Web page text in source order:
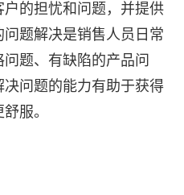
的担忧和问题，并提供
题解决是销售人员日常
题、有缺陷的产品问
问题的能力有助于获得
服。